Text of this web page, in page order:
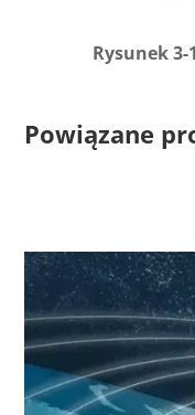
Rysunek 3-
Powiązane